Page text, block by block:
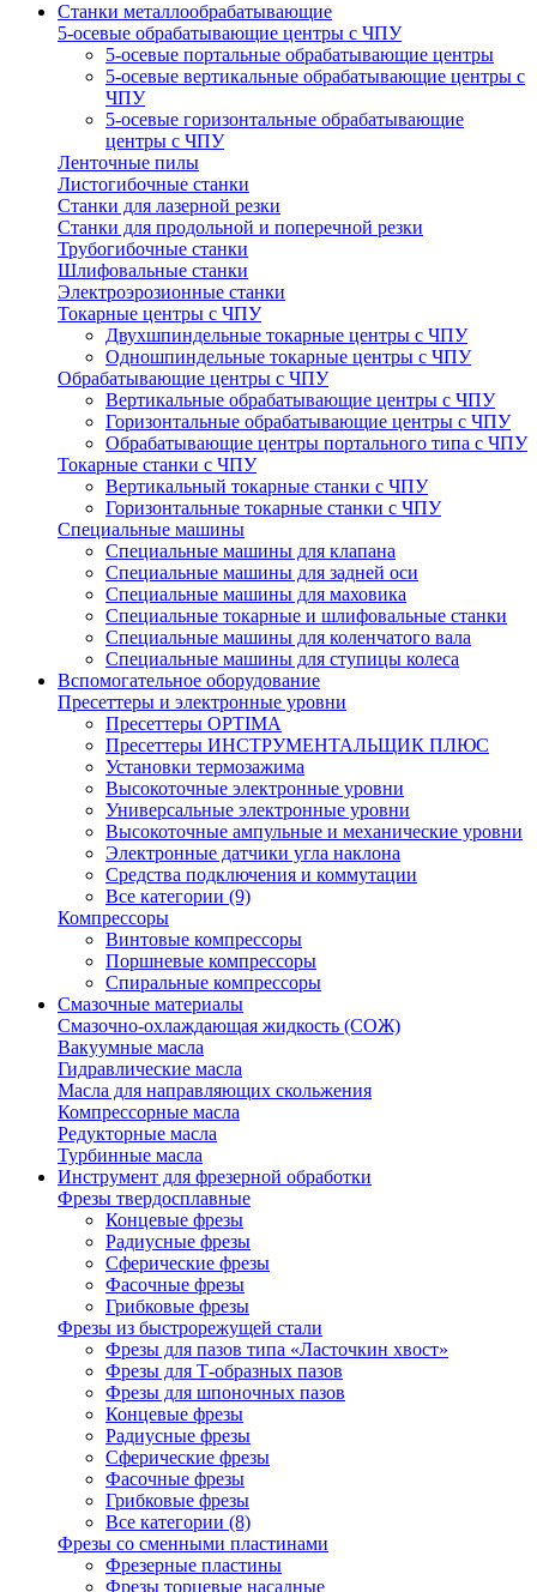
Станки металлообрабатывающие
5-осевые обрабатывающие центры с ЧПУ
5-осевые портальные обрабатывающие центры
5-осевые вертикальные обрабатывающие центры с
ЧПУ
5-осевые горизонтальные обрабатывающие
центры с ЧПУ
Ленточные пилы
Листогибочные станки
Станки для лазерной резки
Станки для продольной и поперечной резки
Трубогибочные станки
Шлифовальные станки
Электроэрозионные станки
Токарные центры с ЧПУ
Двухшпиндельные токарные центры с ЧПУ
Одношпиндельные токарные центры с ЧПУ
Обрабатывающие центры с ЧПУ
Вертикальные обрабатывающие центры с ЧПУ
Горизонтальные обрабатывающие центры с ЧПУ
Обрабатывающие центры портального типа с ЧПУ
Токарные станки с ЧПУ
Вертикальный токарные станки с ЧПУ
Горизонтальные токарные станки с ЧПУ
Специальные машины
Специальные машины для клапана
Специальные машины для задней оси
Специальные машины для маховика
Специальные токарные и шлифовальные станки
Специальные машины для коленчатого вала
Специальные машины для ступицы колеса
Вспомогательное оборудование
Пресеттеры и электронные уровни
Пресеттеры OPTIMA
Пресеттеры ИНСТРУМЕНТАЛЬЩИК ПЛЮС
Установки термозажима
Высокоточные электронные уровни
Универсальные электронные уровни
Высокоточные ампульные и механические уровни
Электронные датчики угла наклона
Средства подключения и коммутации
Все категории (9)
Компрессоры
Винтовые компрессоры
Поршневые компрессоры
Спиральные компрессоры
Смазочные материалы
Смазочно-охлаждающая жидкость (СОЖ)
Вакуумные масла
Гидравлические масла
Масла для направляющих скольжения
Компрессорные масла
Редукторные масла
Турбинные масла
Инструмент для фрезерной обработки
Фрезы твердосплавные
Концевые фрезы
Радиусные фрезы
Сферические фрезы
Фасочные фрезы
Грибковые фрезы
Фрезы из быстрорежущей стали
Фрезы для пазов типа «Ласточкин хвост»
Фрезы для Т-образных пазов
Фрезы для шпоночных пазов
Концевые фрезы
Радиусные фрезы
Сферические фрезы
Фасочные фрезы
Грибковые фрезы
Все категории (8)
Фрезы со сменными пластинами
Фрезерные пластины
Фрезы торцевые насадные